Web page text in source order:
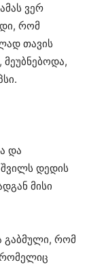
ვერ
რომ
თავის
და
დედის
მისი
გაბმული, რომ
რომელიც